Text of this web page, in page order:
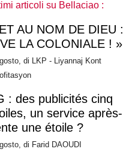
articoli su Bellaciao :
AU NOM DE DIEU :
LA COLONIALE ! »
di LKP - Liyannaj Kont
: des publicités cinq
un service après-
une étoile ?
di Farid DAOUDI